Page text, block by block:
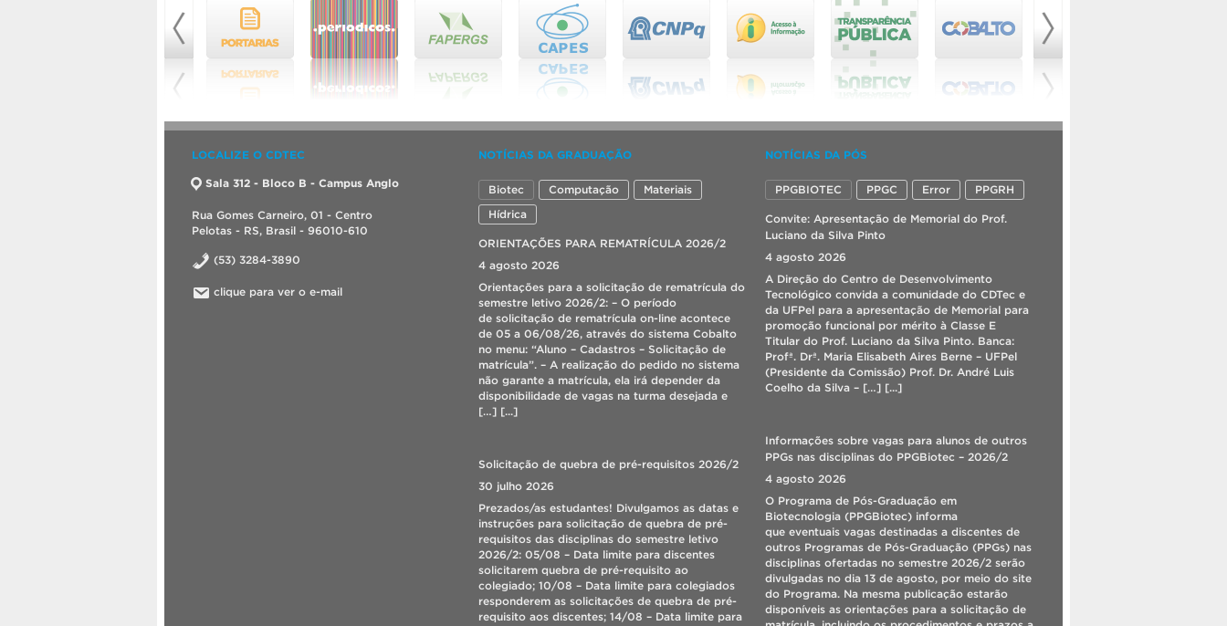
Em razão da necessidade de
limpeza dos reservatórios, o
fornecimento de água no câmpus
interrompido. Conforme a
Infraestrutura (Suinfra) da
(31).[...]
funcionamento diferenciado
durante férias acadêmicas
As unidades dos Restaurantes
Universitários da Universidade
acadêmicas da instituição, que
ocorrerão entre os dias 1º e 11 de
agosto. Além disso, a unidade do
Câmpus Capão do Leão
aproveitará o período de menor
demanda para a realização de
serviços de manutenção. Mais […]
para turma presencial de Apoio ao
Cálculo
Universidade Federal de Pelotas
(UFPel), abriu inscrições para a
Turma Presencial de Apoio ao
Cálculo. O curso será realizado no
turno da manhã, em cinco dias,
totalizando dez aulas, no Campus II
da UFPel (Rua Almirante Barroso,
1.202). Trata-se de uma
oportunidade para revisar
conteúdos, […]
[...]
LOCALIZE O CDTEC
Sala 312 - Bloco B - Campus Anglo
Rua Gomes Carneiro, 01 - Centro
Pelotas - RS, Brasil - 96010-610
(53) 3284-3890
clique para ver o e-mail
NOTÍCIAS DA GRADUAÇÃO
Biotec Computação Materiais
Hídrica
ORIENTAÇÕES PARA REMATRÍCULA 2026/2
4 agosto 2026
Orientações para a solicitação de rematrícula do
semestre letivo 2026/2: – O período
de solicitação de rematrícula on-line acontece
de 05 a 06/08/26, através do sistema Cobalto
no menu: “Aluno – Cadastros – Solicitação de
matrícula”. – A realização do pedido no sistema
não garante a matrícula, ela irá depender da
disponibilidade de vagas na turma desejada e
[…] [...]
Solicitação de quebra de pré-requisitos 2026/2
30 julho 2026
Prezados/as estudantes! Divulgamos as datas e
instruções para solicitação de quebra de pré-
requisitos das disciplinas do semestre letivo
2026/2: 05/08 – Data limite para discentes
solicitarem quebra de pré-requisito ao
colegiado; 10/08 – Data limite para colegiados
responderem as solicitações de quebra de pré-
requisito aos discentes; 14/08 – Data limite para
NOTÍCIAS DA PÓS
PPGBIOTEC PPGC Error PPGRH
Convite: Apresentação de Memorial do Prof.
Luciano da Silva Pinto
4 agosto 2026
A Direção do Centro de Desenvolvimento
Tecnológico convida a comunidade do CDTec e
da UFPel para a apresentação de Memorial para
promoção funcional por mérito à Classe E
Titular do Prof. Luciano da Silva Pinto. Banca:
Profª. Drª. Maria Elisabeth Aires Berne – UFPel
(Presidente da Comissão) Prof. Dr. André Luis
Coelho da Silva – […] [...]
Informações sobre vagas para alunos de outros
PPGs nas disciplinas do PPGBiotec – 2026/2
4 agosto 2026
O Programa de Pós-Graduação em
Biotecnologia (PPGBiotec) informa
que eventuais vagas destinadas a discentes de
outros Programas de Pós-Graduação (PPGs) nas
disciplinas ofertadas no semestre 2026/2 serão
divulgadas no dia 13 de agosto, por meio do site
do Programa. Na mesma publicação estarão
disponíveis as orientações para a solicitação de